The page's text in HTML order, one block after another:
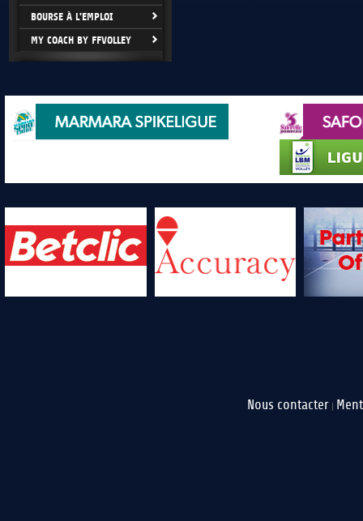
BOURSE À L'EMPLOI
MY COACH BY FFVOLLEY
Nous contacter |